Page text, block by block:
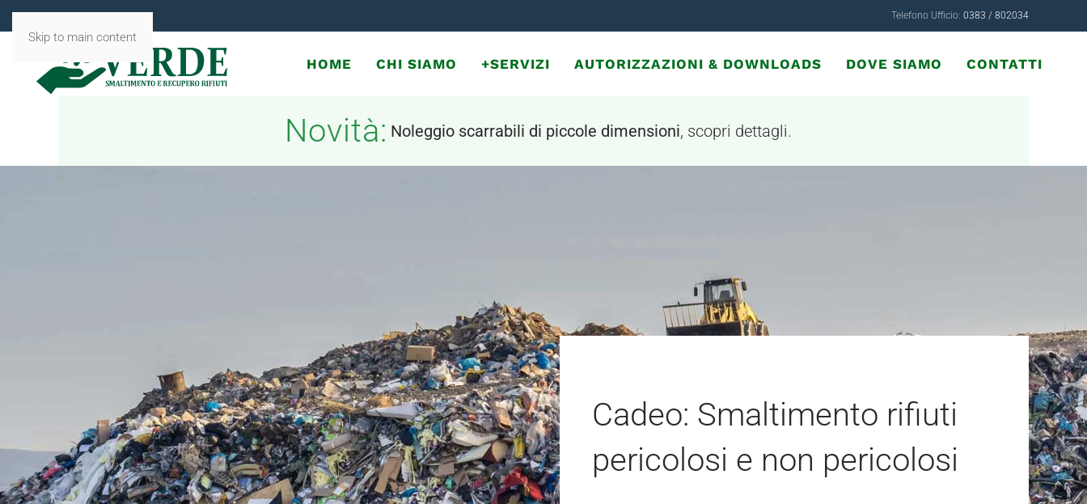
Skip to main content
Telefono Ufficio: 0383 / 802034
HOME CHI SIAMO +SERVIZI AUTORIZZAZIONI & DOWNLOADS DOVE SIAMO CONTATTI
Novità: Noleggio scarrabili di piccole dimensioni, scopri dettagli.
Cadeo: Smaltimento rifiuti
pericolosi e non pericolosi